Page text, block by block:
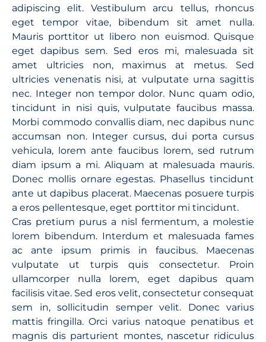
adipiscing elit. Vestibulum arcu tellus, rhoncus
eget tempor vitae, bibendum sit amet nulla.
Mauris porttitor ut libero non euismod. Quisque
eget dapibus sem. Sed eros mi, malesuada sit
amet ultricies non, maximus at metus. Sed
ultricies venenatis nisi, at vulputate urna sagittis
nec. Integer non tempor dolor. Nunc quam odio,
tincidunt in nisi quis, vulputate faucibus massa.
Morbi commodo convallis diam, nec dapibus nunc
accumsan non. Integer cursus, dui porta cursus
vehicula, lorem ante faucibus lorem, sed rutrum
diam ipsum a mi. Aliquam at malesuada mauris.
Donec mollis ornare egestas. Phasellus tincidunt
ante ut dapibus placerat. Maecenas posuere turpis
a eros pellentesque, eget porttitor mi tincidunt.
Cras pretium purus a nisl fermentum, a molestie
lorem bibendum. Interdum et malesuada fames
ac ante ipsum primis in faucibus. Maecenas
vulputate ut turpis quis consectetur. Proin
ullamcorper nulla lorem, eget dapibus quam
facilisis vitae. Sed eros velit, consectetur consequat
sem in, sollicitudin semper velit. Donec varius
mattis fringilla. Orci varius natoque penatibus et
magnis dis parturient montes, nascetur ridiculus